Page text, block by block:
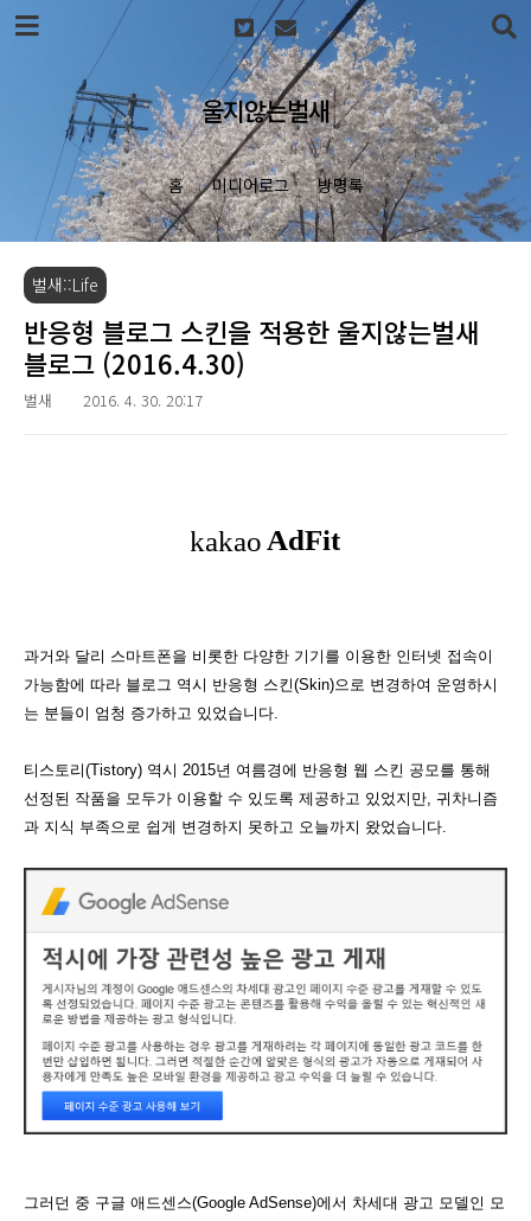
본문 바로가기
울지않는벌새
홈 미디어로그 방명록
벌새::Life
반응형 블로그 스킨을 적용한 울지않는벌새
블로그 (2016.4.30)
벌새 2016. 4. 30. 20:17
과거와 달리 스마트폰을 비롯한 다양한 기기를 이용한 인터넷 접속이
가능함에 따라 블로그 역시 반응형 스킨(Skin)으로 변경하여 운영하시
는 분들이 엄청 증가하고 있었습니다.
티스토리(Tistory) 역시 2015년 여름경에 반응형 웹 스킨 공모를 통해
선정된 작품을 모두가 이용할 수 있도록 제공하고 있었지만, 귀차니즘
과 지식 부족으로 쉽게 변경하지 못하고 오늘까지 왔었습니다.
그러던 중 구글 애드센스(Google AdSense)에서 차세대 광고 모델인 모